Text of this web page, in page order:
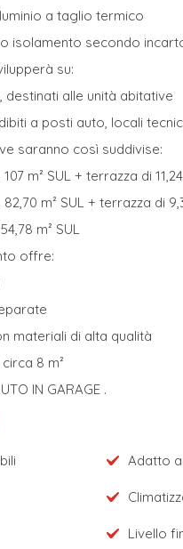
a taglio termico
isolamento secondo
su:
destinati alle unità abitative
a posti auto, locali
saranno così suddivise:
m² SUL + terrazza di
m² SUL + terrazza di
m² SUL
offre:
materiali di alta qualità
8 m²
IN GARAGE .
Adatto
Livello